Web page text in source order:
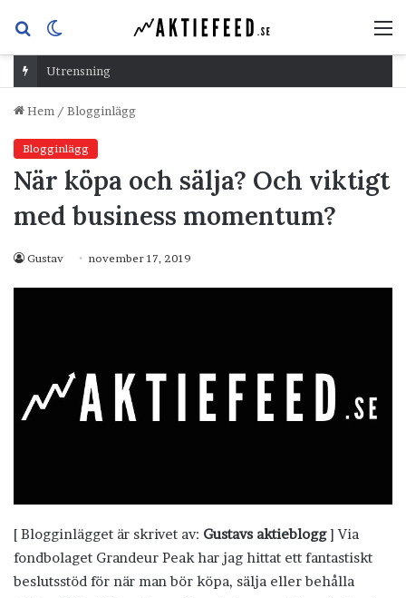
Sök
efterskin
Utrensning
Hem / Blogginlägg
Blogginlägg
När köpa och sälja? Och viktigt
med business momentum?
Gustav november 17, 2019
[ Blogginlägget är skrivet av: Gustavs aktieblogg] Via
fondbolaget Grandeur Peak har jag hittat ett fantastiskt
beslutsstöd för när man bör köpa, sälja eller behålla